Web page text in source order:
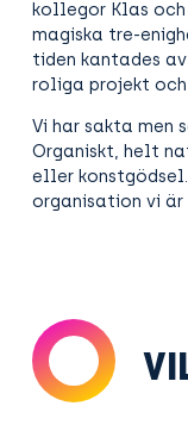
kollegor Klas
magiska tre-
tiden kantades
roliga projekt
Vi har sakta men
Organiskt, helt
eller
organisation vi är